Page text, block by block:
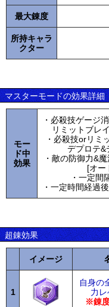
最大錬度
所持キャラ
クター
マスターモードの効果詳細
モー
ド中
効果
・必殺技ゲージ
リミットブレ
・必殺技orリミ
デプロテ&
・敵の防御力&
[オー
・一定間
・一定時間経過
超錬効果
イメージ
1
自身の
力
※錬